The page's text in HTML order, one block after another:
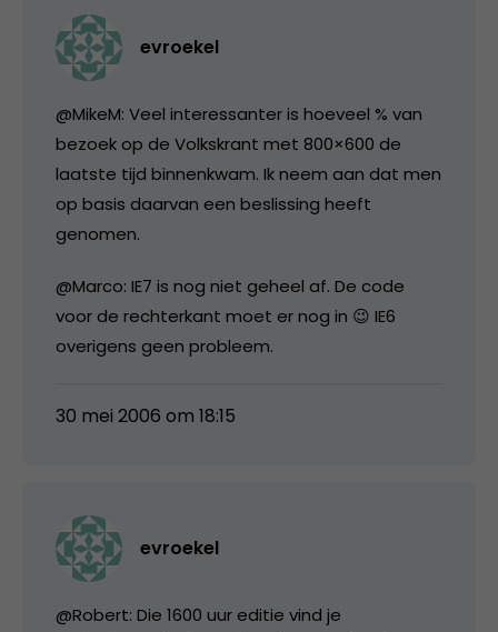
evroekel
@MikeM: Veel interessanter is hoeveel % van
bezoek op de Volkskrant met 800×600 de
laatste tijd binnenkwam. Ik neem aan dat men
op basis daarvan een beslissing heeft
genomen.
@Marco: IE7 is nog niet geheel af. De code
voor de rechterkant moet er nog in 😉 IE6
overigens geen probleem.
30 mei 2006 om 18:15
evroekel
@Robert: Die 1600 uur editie vind je